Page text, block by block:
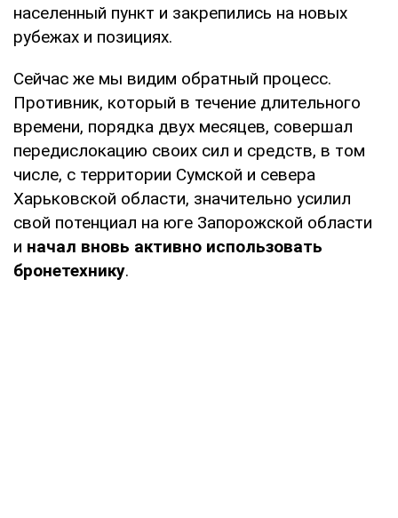
населенный пункт и закрепились на новых
рубежах и позициях.
Сейчас же мы видим обратный процесс.
Противник, который в течение длительного
времени, порядка двух месяцев, совершал
передислокацию своих сил и средств, в том
числе, с территории Сумской и севера
Харьковской области, значительно усилил
свой потенциал на юге Запорожской области
и начал вновь активно использовать
бронетехнику.